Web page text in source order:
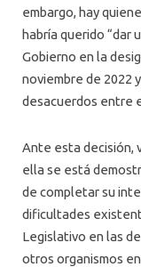
embargo, hay
habría querido “dar
Gobierno en la
noviembre de 2022
desacuerdos entre
Ante esta decisión,
ella se está
de completar su
dificultades
Legislativo en las
otros organismos